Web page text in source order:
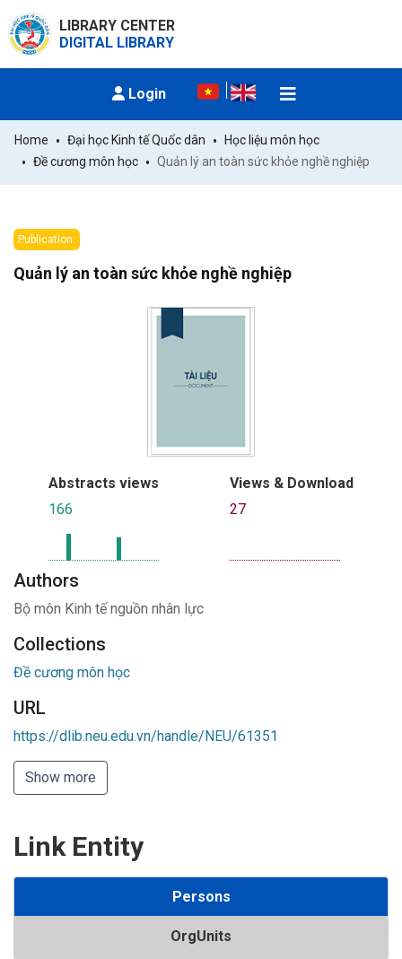
LIBRARY CENTER
DIGITAL LIBRARY
Login
Home Đại học Kinh tế Quốc dân
Học liệu môn học
Đề cương môn học
Quản lý an toàn sức khỏe nghề nghiệp
Publication:
Quản lý an toàn sức khỏe nghề nghiệp
Abstracts views
166
Views & Download
27
Authors
Bộ môn Kinh tế nguồn nhân lực
Collections
Đề cương môn học
URL
https://dlib.neu.edu.vn/handle/NEU/61351
Show more
Link Entity
Persons
OrgUnits